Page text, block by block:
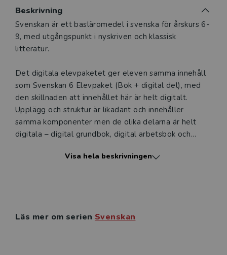
digitalt provexemplar av den här produkten.
Ett digitalt provexemplar ger dig tillgång till det digitala
läromedlet där den digitala boken ingår under tre
relevanta produkter för din undervisning (nivå och ämne)
och dig som är verksam i Sverige.Du kan naturligtvis alltid
kontakta vårkundserviceom du önskar ytterligare
information eller har frågor om produkten.
Den här produkten kan beställas av lärare i grundskola
Beskrivning
Beskrivning
Svenskan är ett basläromedel i svenska för årskurs 6-
9, med utgångspunkt i nyskriven och klassisk
litteratur.
Det digitala elevpaketet ger eleven samma innehåll
som Svenskan 6 Elevpaket (Bok + digital del), med
den skillnaden att innehållet här är helt digitalt.
Upplägg och struktur är likadant och innehåller
samma komponenter men de olika delarna är helt
digitala – digital grundbok, digital arbetsbok och
säljs som enanvändarlicens.
Visa hela beskrivningen
Läs mer om serien Svenskan